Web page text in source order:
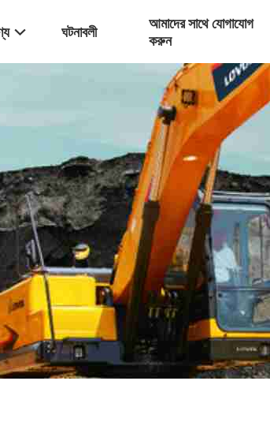
ঘটনাবলী
আমাদের সাথে যোগাযোগ
করুন